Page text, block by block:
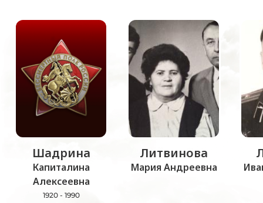
Шадрина
Капиталина
Алексеевна
1920 - 1990
Литвинова
Мария Андреевна